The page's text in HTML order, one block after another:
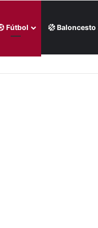
Fútbol Baloncesto
para los Juegos CAC de 2030